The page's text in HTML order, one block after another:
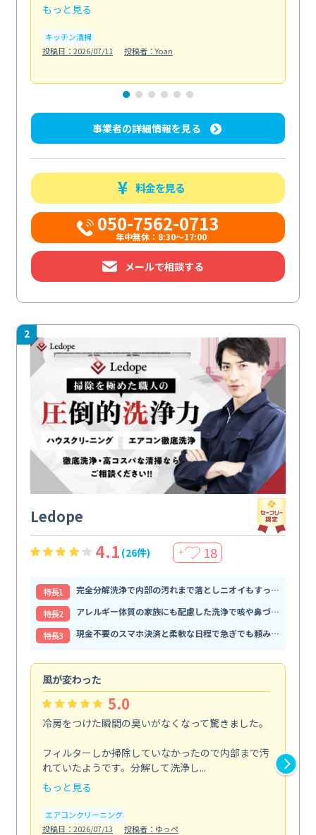
もっと見る
キッチン清掃
投稿日：2026/07/11
投稿者：Yoan
事業者の詳細情報を見る
料金を見る
050-7562-0713
年中無休：8:30〜17:00
メールで相談する
2
Ledope
4.1 (26件) ＋ 18
特⻑1
完全分解洗浄で内部の汚れまで落としニオイもすっきり解消
特⻑2
アレルギー体質の家族にも配慮した洗浄で咳や鼻づまりが和らぐ
特⻑3
現金不要のスマホ決済と柔軟な日程で急ぎでも頼みやすい
風が変わった
5.0
冷房をつけた瞬間の臭いがなくなって驚きました。
フィルターしか掃除していなかったので内部まで汚
れていたようです。分解して洗浄し...
もっと見る
エアコンクリーニング
投稿日：2026/07/13
投稿者：ゆっぺ